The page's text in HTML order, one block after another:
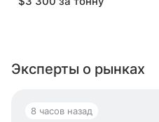
Эксперты о рынках
8 часов назад